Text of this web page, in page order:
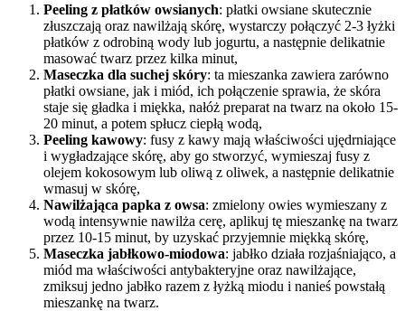
Peeling z płatków owsianych: płatki owsiane skutecznie
złuszczają oraz nawilżają skórę, wystarczy połączyć 2-3 łyżki
płatków z odrobiną wody lub jogurtu, a następnie delikatnie
masować twarz przez kilka minut,
Maseczka dla suchej skóry: ta mieszanka zawiera zarówno
płatki owsiane, jak i miód, ich połączenie sprawia, że skóra
staje się gładka i miękka, nałóż preparat na twarz na około 15-
20 minut, a potem spłucz ciepłą wodą,
Peeling kawowy: fusy z kawy mają właściwości ujędrniające
i wygładzające skórę, aby go stworzyć, wymieszaj fusy z
olejem kokosowym lub oliwą z oliwek, a następnie delikatnie
wmasuj w skórę,
Nawilżająca papka z owsa: zmielony owies wymieszany z
wodą intensywnie nawilża cerę, aplikuj tę mieszankę na twarz
przez 10-15 minut, by uzyskać przyjemnie miękką skórę,
Maseczka jabłkowo-miodowa: jabłko działa rozjaśniająco, a
miód ma właściwości antybakteryjne oraz nawilżające,
zmiksuj jedno jabłko razem z łyżką miodu i nanieś powstałą
mieszankę na twarz.